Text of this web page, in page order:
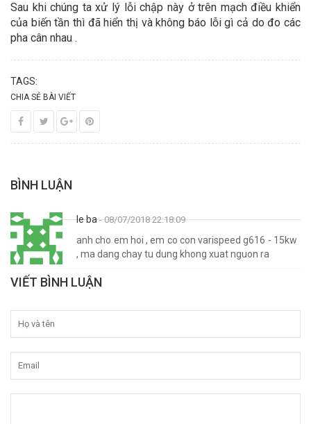
Sau khi chúng ta xử lý lỗi chập này ở trên mạch điều khiển
của biến tần thì đã hiển thị và không báo lỗi gì cả do đo các
pha cân nhau .
TAGS:
CHIA SẺ BÀI VIẾT
BÌNH LUẬN
le ba- 08/07/2018 22:18:09
anh cho em hoi , em co con varispeed g616 - 15kw
, ma dang chay tu dung khong xuat nguon ra
VIẾT BÌNH LUẬN